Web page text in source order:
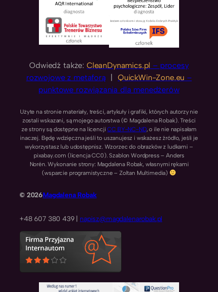
Odwiedź także: CleanDynamics.pl – procesy
rozwojowe z metaforą
QuickWin-Zone.eu –
punktowe rozwiązania dla menedżerów
Użyte na stronie materiały, treści, artykuły i grafiki, których autorzy nie
zostali wskazani, są mojego autorstwa (© Magdalena Robak). Treści
ze strony są dostępne na licencjiCC BY-NC-ND, o ile nie napisałam
inaczej. Będę wdzięczna jeśli to uszanujesz i wskażesz źródło, jeśli je
wykorzystasz lub udostępnisz. Wzorzec do obrazków z ludkami –
pixabay.com (licencja CC0). Szablon Wordpress – Anders
Norén. Wykonanie strony: Magdalena Robak, własnymi rękami
(wsparcie programistyczne – Zoltan Multimedia)
© 2026Magdalena Robak
+48 607 380 439 | napisz@magdalenarobak.pl